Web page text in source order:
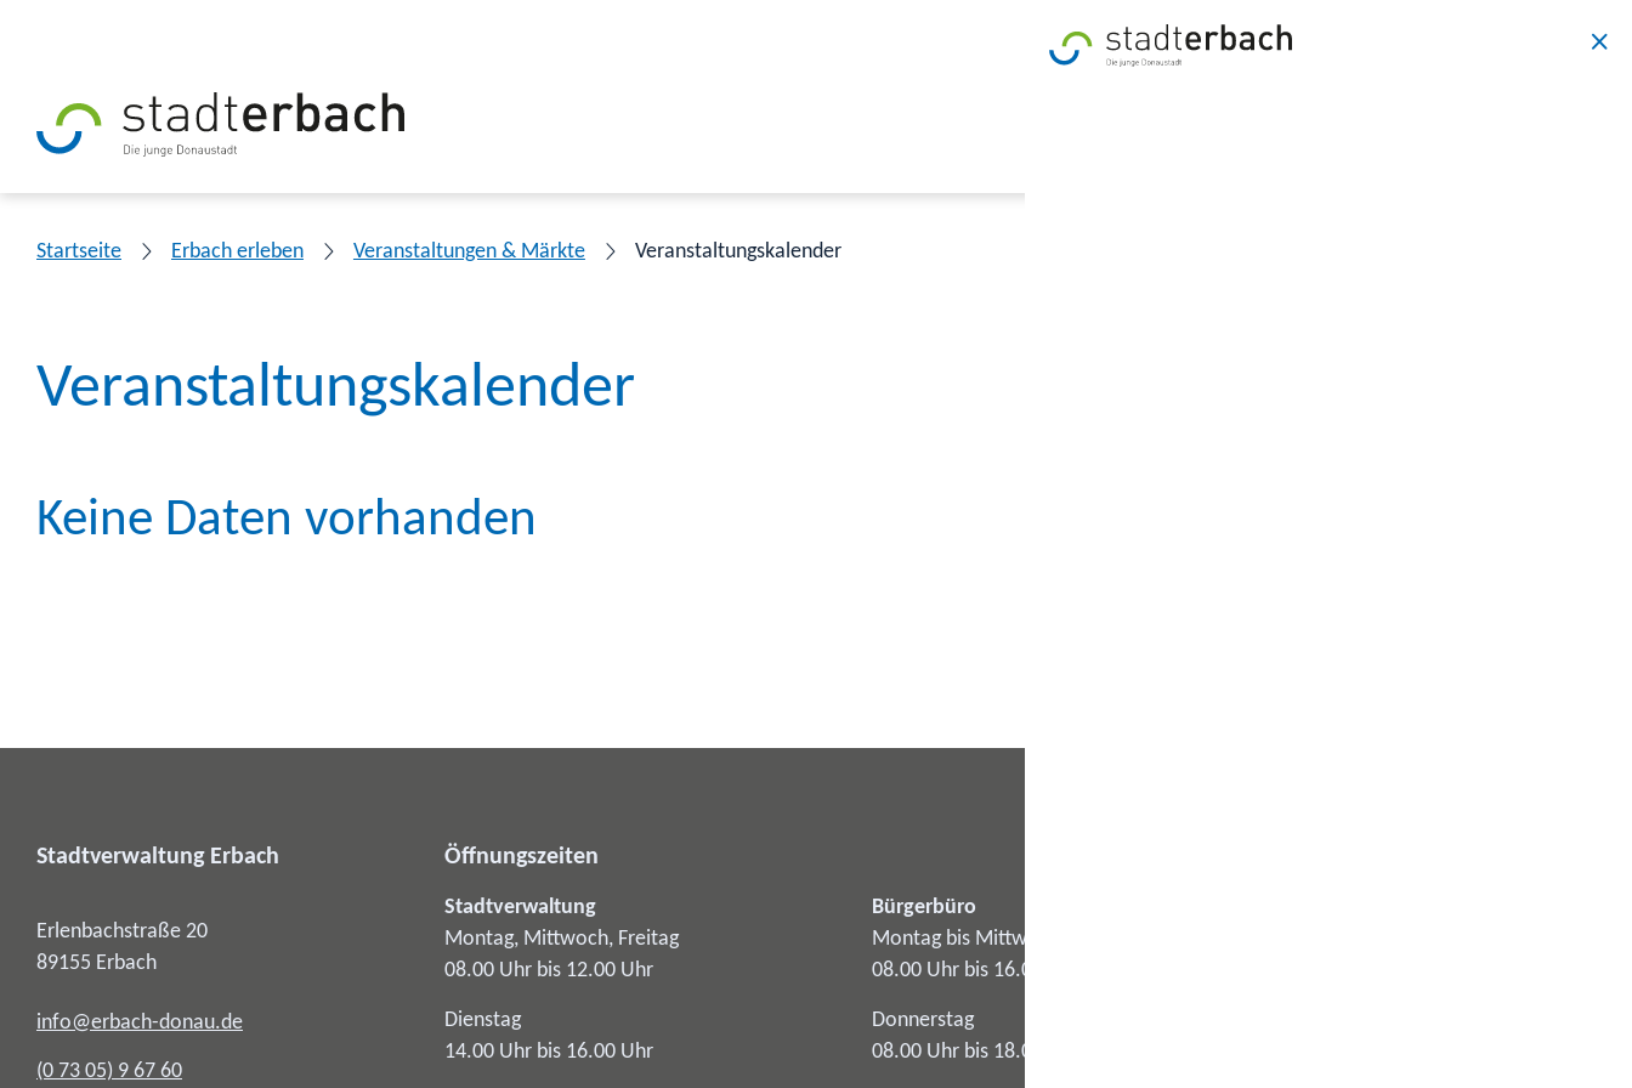
Startseite Erbach erleben Veranstaltungen & Märkte Veranstaltungskalender
Veranstaltungskalender
Keine Daten vorhanden
Stadtverwaltung Erbach
Erlenbachstraße 20
89155 Erbach
info@erbach-donau.de
(0 73 05) 9 67 60
Öffnungszeiten
Stadtverwaltung
Montag, Mittwoch, Freitag
08.00 Uhr bis 12.00 Uhr
Dienstag
14.00 Uhr bis 16.00 Uhr
Bürgerbüro
Montag bis Mittwoch
08.00 Uhr bis 16.00 Uhr
Donnerstag
08.00 Uhr bis 18.00 Uhr